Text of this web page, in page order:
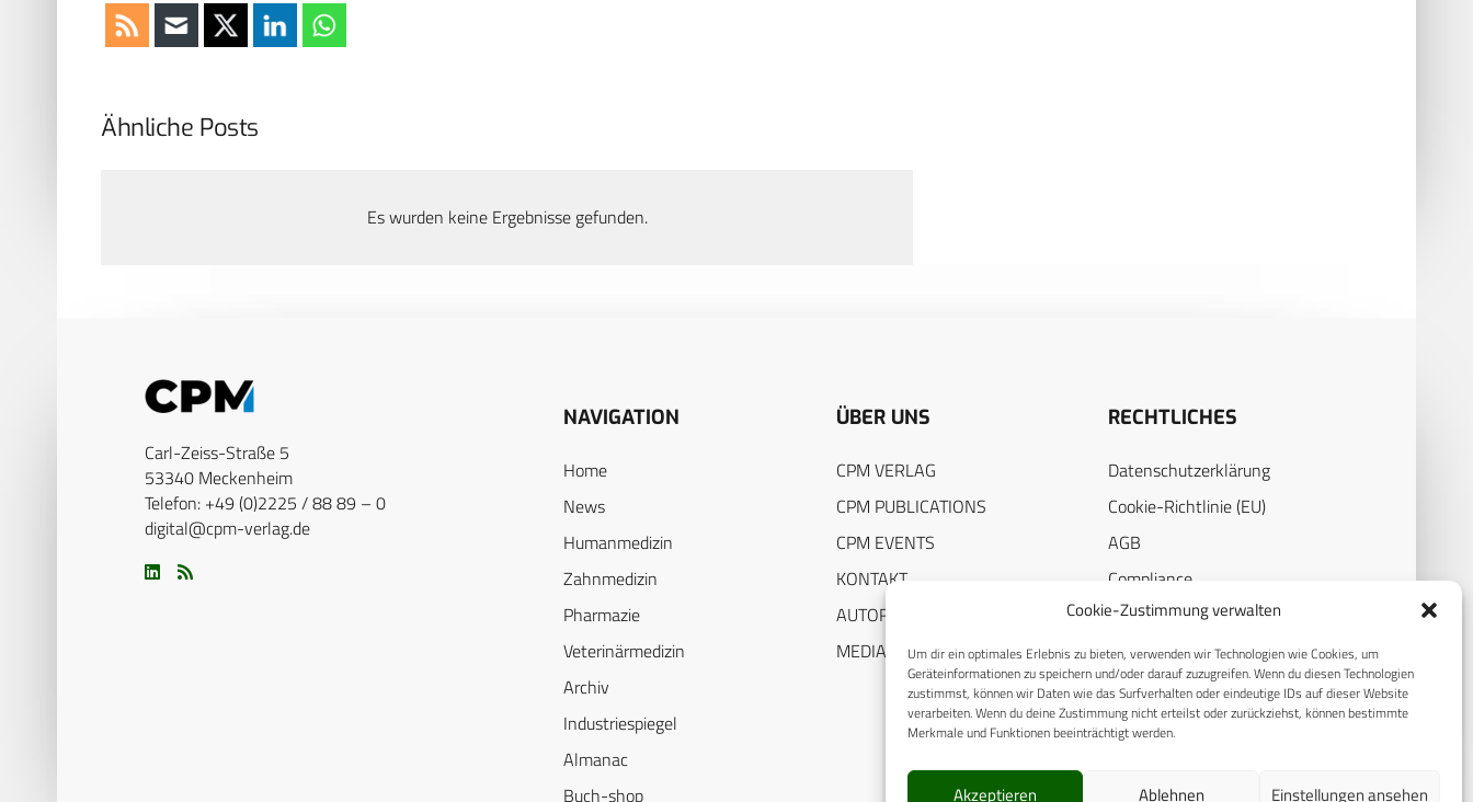
Cookie-Zustimmung verwalten
Um dir ein optimales Erlebnis zu bieten, verwenden wir Technologien wie Cookies, um
Geräteinformationen zu speichern und/oder darauf zuzugreifen. Wenn du diesen Technologien
zustimmst, können wir Daten wie das Surfverhalten oder eindeutige IDs auf dieser Website
verarbeiten. Wenn du deine Zustimmung nicht erteilst oder zurückziehst, können bestimmte
Merkmale und Funktionen beeinträchtigt werden.
Akzeptieren Ablehnen Einstellungen ansehen
Ähnliche Posts
Es wurden keine Ergebnisse gefunden.
Carl-Zeiss-Straße 5
53340 Meckenheim
Telefon: +49 (0)2225 / 88 89 – 0
digital@cpm-verlag.de
NAVIGATION
Home
News
Humanmedizin
Zahnmedizin
Pharmazie
Veterinärmedizin
Archiv
Industriespiegel
Almanac
Buch-shop
ÜBER UNS
CPM VERLAG
CPM PUBLICATIONS
CPM EVENTS
KONTAKT
AUTORENHINWEISE
MEDIADATEN
RECHTLICHES
Datenschutzerklärung
Cookie-Richtlinie (EU)
AGB
Compliance
Impressum